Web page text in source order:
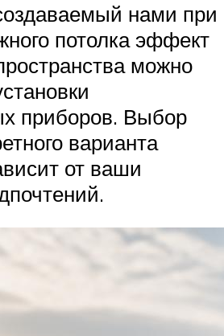
нами при
потолка эффект
можно
приборов. Выбор
варианта
от ваши